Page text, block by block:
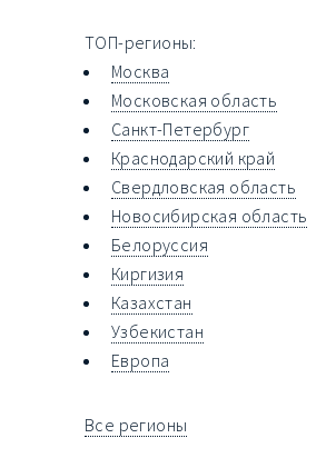
ТОП-регионы:
Москва
Московская область
Санкт-Петербург
Краснодарский край
Свердловская область
Новосибирская область
Белоруссия
Киргизия
Казахстан
Узбекистан
Европа
Все регионы